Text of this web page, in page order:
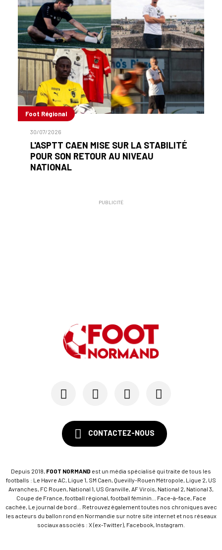
Foot Régional
30/07/2026
L'ASPTT CAEN MISE SUR LA STABILITÉ
POUR SON RETOUR AU NIVEAU
NATIONAL
PUBLICITÉ
CONTACTEZ-NOUS
Depuis 2018, FOOT NORMAND est un média spécialisé qui traite de tous les
footballs : Le Havre AC, Ligue 1, SM Caen, Quevilly-Rouen Métropole, Ligue 2, US
Avranches, FC Rouen, National 1, US Granville, AF Virois, National 2, National 3,
Coupe de France, football régional, football féminin... Face-à-face, Face
cachée, Le journal de bord... Retrouvez également toutes nos chroniques avec
les acteurs du ballon rond en Normandie sur notre site internet et nos réseaux
sociaux associés : X (ex-Twitter), Facebook, Instagram.